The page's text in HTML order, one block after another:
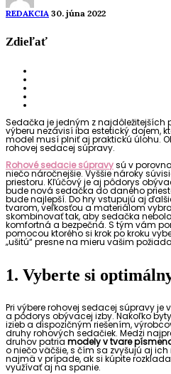
REDAKCIA 30. júna 2022
Zdieľať
Sedačka je jedným z najdôležitejších
výberu nezávisí iba estetický dojem,
model musí plniť aj praktickú úlohu.
rohovej sedacej súpravy.
Rohové sedacie súpravysú v
niečo náročnejšie. Vyššie nároky
priestoru. Kľúčový je aj pôdorys
bude nová sedačka do daného
bude najlepší. Do hry vstupujú aj
tvarom, veľkosťou a materiálom
skombinovať tak, aby sedačka
komfortná a bezpečná. S tým vám
pomocou ktorého si krok po kroku
„ušitú“ presne na mieru vašim
1. Vyberte si
Pri výbere rohovej sedacej súpravy je
a pôdorys obývacej izby. Nakoľko
izieb a dispozičným riešením,
druhy rohových sedačiek. Medzi
druhov patria modely v tvare
o niečo väčšie, s čím sa zvyšujú aj
najmä v prípade, ak si kúpite
využívať aj na spanie.